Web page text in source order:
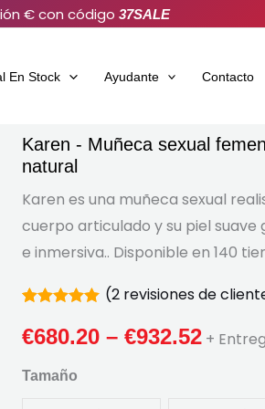
€ con código 37SALE
En Stock Ayudante Contacto
Karen - Muñeca sexual
natural
Karen es una muñeca sexual
cuerpo articulado y su piel
e inmersiva.. Disponible en 140
5.00fuera de
5
en
(2revisiones de
€680.20 – €932.52
Gama
de
través
+
Tamaño
Karen
-
Muñeca
sexual
femenina
de
tamaño
cantidad